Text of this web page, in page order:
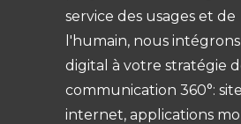
service des usages et de
l'humain, nous
digital à votre stratégie
communication 360°: site
internet, applications